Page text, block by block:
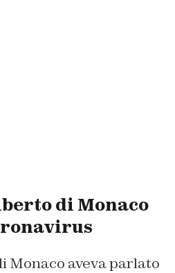
di Monaco
Monaco aveva parlato